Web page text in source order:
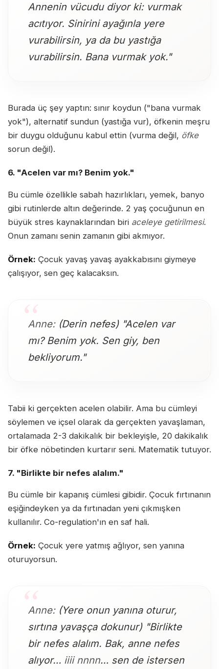
Annenin vücudu diyor ki: vurmak
acıtıyor. Sinirini ayağınla yere
vurabilirsin, ya da bu yastığa
vurabilirsin. Bana vurmak yok."
Burada üç şey yaptın: sınır koydun ("bana vurmak
yok"), alternatif sundun (yastığa vur), öfkenin meşru
bir duygu olduğunu kabul ettin (vurma değil, öfke
sorun değil).
6. "Acelen var mı? Benim yok."
Bu cümle özellikle sabah hazırlıkları, yemek, banyo
gibi rutinlerde altın değerinde. 2 yaş çocuğunun en
büyük stres kaynaklarından biri aceleye getirilmesi.
Onun zamanı senin zamanın gibi akmıyor.
Örnek: Çocuk yavaş yavaş ayakkabısını giymeye
çalışıyor, sen geç kalacaksın.
Anne:(Derin nefes) "Acelen var
mı? Benim yok. Sen giy, ben
bekliyorum."
Tabii ki gerçekten acelen olabilir. Ama bu cümleyi
söylemen ve içsel olarak da gerçekten yavaşlaman,
ortalamada 2-3 dakikalık bir bekleyişle, 20 dakikalık
bir öfke nöbetinden kurtarır seni. Matematik tutuyor.
7. "Birlikte bir nefes alalım."
Bu cümle bir kapanış cümlesi gibidir. Çocuk fırtınanın
eşiğindeyken ya da fırtınadan yeni çıkmışken
kullanılır. Co-regulation'ın en saf hali.
Örnek: Çocuk yere yatmış ağlıyor, sen yanına
oturuyorsun.
Anne:(Yere onun yanına oturur,
sırtına yavaşça dokunur) "Birlikte
bir nefes alalım. Bak, anne nefes
alıyor… iiii nnnn… sen de istersen